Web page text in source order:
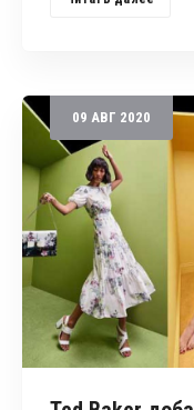
09 АВГ 2020